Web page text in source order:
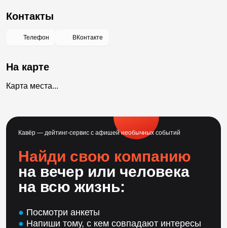
Контакты
Телефон ВКонтакте
На карте
Карта места...
Кавёр — дейтинг-сервис с афишей необычных событий
Найди свою компанию
на вечер или человека
на всю жизнь:
● Посмотри анкеты
● Напиши тому, с кем совпадают интересы